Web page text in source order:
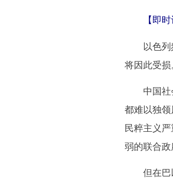
【即时
以色列频
将因此受损。
中国社会
都难以独
民粹主义
弱的联合政
但在巴以